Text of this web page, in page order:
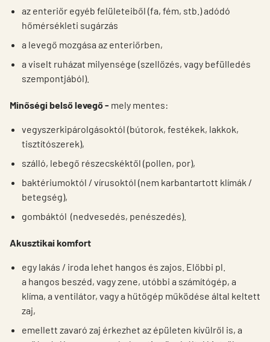
az enteriőr egyéb felületeiből (fa, fém, stb.) adódó
hőmérsékleti sugárzás
a levegő mozgása az enteriőrben,
a viselt ruházat milyensége (szellőzés, vagy befülledés
szempontjából).
Minőségi belső levegő - mely mentes:
vegyszerkipárolgásoktól (bútorok, festékek, lakkok,
tisztítószerek),
szálló, lebegő részecskéktől (pollen, por),
baktériumoktól / vírusoktól (nem karbantartott klímák /
betegség),
gombáktól (nedvesedés, penészedés).
Akusztikai komfort
egy lakás / iroda lehet hangos és zajos. Előbbi pl.
a hangos beszéd, vagy zene, utóbbi a számítógép, a
klíma, a ventilátor, vagy a hűtőgép működése által keltett
zaj,
emellett zavaró zaj érkezhet az épületen kívülről is, a